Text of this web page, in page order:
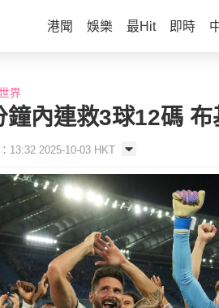
港聞 娛樂 最Hit 即時
界
鐘內連救3球12碼
13:32 2025-10-03 HKT